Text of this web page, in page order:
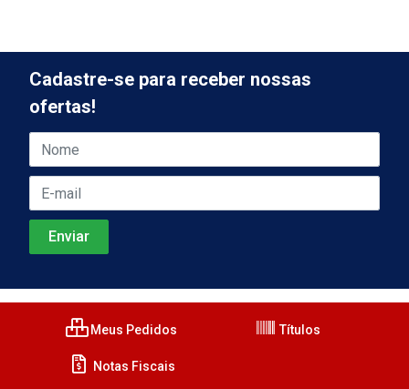
Cadastre-se para receber nossas
ofertas!
Meus Pedidos Títulos
Notas Fiscais